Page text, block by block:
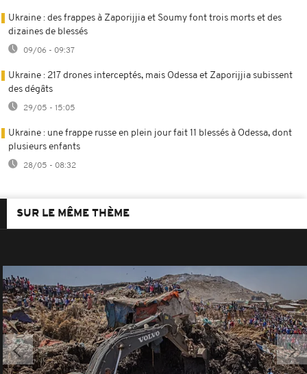
Ukraine : des frappes à Zaporijjia et Soumy font trois morts et des
dizaines de blessés
09/06 - 09:37
Ukraine : 217 drones interceptés, mais Odessa et Zaporijjia subissent
des dégâts
29/05 - 15:05
Ukraine : une frappe russe en plein jour fait 11 blessés à Odessa, dont
plusieurs enfants
28/05 - 08:32
SUR LE MÊME THÈME